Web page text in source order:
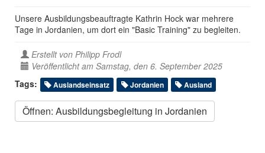
Unsere Ausbildungsbeauftragte Kathrin Hock war mehrere
Tage in Jordanien, um dort ein "Basic Training" zu begleiten.
Erstellt von Philipp Frodl
Veröffentlicht am Samstag, den 6. September 2025
Tags:
Auslandseinsatz Jordanien Ausland
Öffnen: Ausbildungsbegleitung in Jordanien